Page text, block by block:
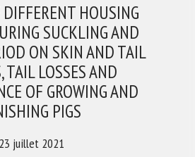
DIFFERENT HOUSING
SUCKLING AND
ON SKIN AND TAIL
TAIL LOSSES AND
OF GROWING AND
PIGS
23 juillet 2021
ANIMAL
ci-dessous pour vous inscrire à